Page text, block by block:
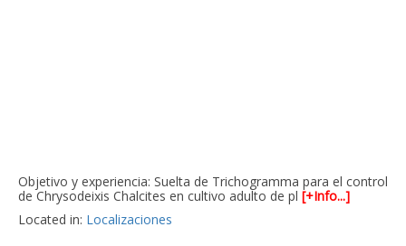
Objetivo y experiencia: Suelta de Trichogramma para el control
de Chrysodeixis Chalcites en cultivo adulto de pl [+Info...]
Located in: Localizaciones